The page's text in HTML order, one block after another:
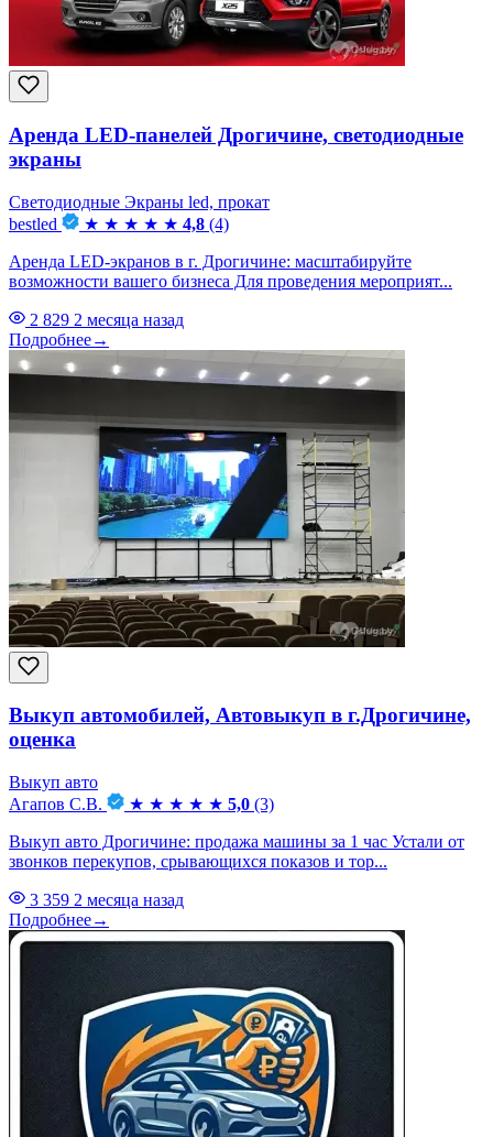
Аренда LED-панелей Дрогичине, светодиодные
экраны
Светодиодные Экраны led, прокат
bestled
★ ★ ★ ★ ★ 4,8 (4)
Аренда LED-экранов в г. Дрогичине: масштабируйте
возможности вашего бизнеса Для проведения мероприят...
2 829 2 месяца назад
Подробнее→
Выкуп автомобилей, Автовыкуп в г.Дрогичине,
оценка
Выкуп авто
Агапов С.В.
★ ★ ★ ★ ★ 5,0 (3)
Выкуп авто Дрогичине: продажа машины за 1 час Устали от
звонков перекупов, срывающихся показов и тор...
3 359 2 месяца назад
Подробнее→